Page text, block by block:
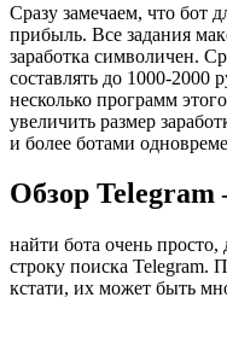
Сразу замечаем, что бот
прибыль. Все задания
заработка символичен.
составлять до 1000-2000
несколько программ
увеличить размер
и более ботами
Обзор Telegram
найти бота очень
строку поиска Telegram.
кстати, их может быть